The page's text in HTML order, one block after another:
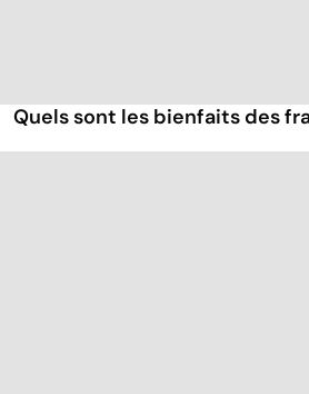
Quels sont les bienfaits des